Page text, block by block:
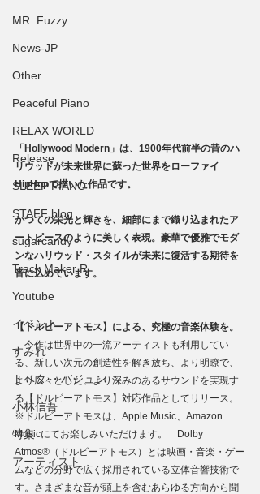
MR. Fuzzy
News-JP
Other
Peaceful Piano
RELAX WORLD
Release
SLEEP PIANO
STAFF blog
sugarcandy
Track Maker R
Youtube
イベント
すみれ
トベタ ・バジュン
小林信吾
特集
アーティスト
「Hollywood Modern」は、1900年代前半の昔のハ
リウッドが未来世界に蘇った世界をローファイ
HipHopで描いた作品です。
かつての栄光と輝きを、細部にまで織り込まれたア
ートピースのように美しく表現。豪華で優雅でモダ
ンなハリウッド・スタイルが未来に復活する期待を
音に込めています。
【ドルビーアトモス】による、究極の音楽体験を。
今作は世界中の一流アーティストも利用してい
る、新しい次元の創造性を解き放ち、より明瞭で、
より広々とした、より深みのあるサウンドを実現す
る【ドルビーアトモス】対応作品としてリリース。
※ドルビーアトモスは、Apple Music、Amazon
Musicにてお楽しみいただけます。　Dolby
Atmos®（ドルビーアトモス）とは映画・音楽・ゲー
ムなどの分野で広く採用されている立体音響技術で
す。さまざまな音が頭上を含むあらゆる方向から聞